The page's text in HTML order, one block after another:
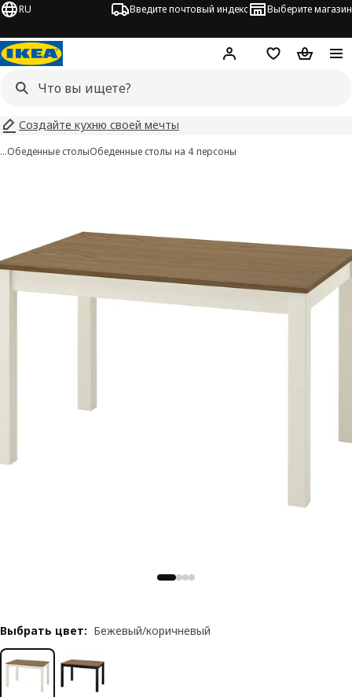
RU Введите почтовый индекс Выберите магазин
Hej! ВойтиСписокКорзина
Создайте кухню своей мечты
…Обеденные столыОбеденные столы на 4 персоны
Выбрать цвет: Бежевый/коричневый